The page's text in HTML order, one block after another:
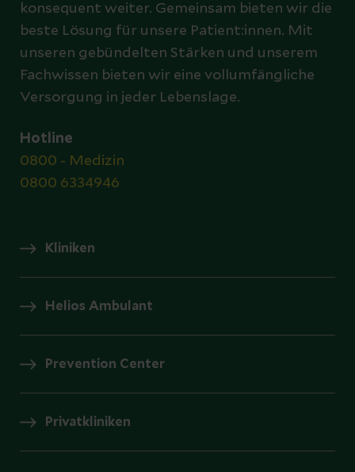
konsequent weiter. Gemeinsam bieten wir die
beste Lösung für unsere Patient:innen. Mit
unseren gebündelten Stärken und unserem
Fachwissen bieten wir eine vollumfängliche
Versorgung in jeder Lebenslage.
Hotline
0800 - Medizin
0800 6334946
Kliniken
Helios Ambulant
Prevention Center
Privatkliniken